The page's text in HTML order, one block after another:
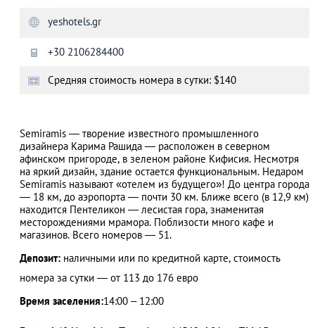
АЗАД
yeshotels.gr
+30 2106284400
Cредняя стоимость номера в сутки: $140
Semiramis — творение известного промышленного
дизайнера Карима Рашида — расположен в северном
афинском пригороде, в зеленом районе Кифисия. Несмотря
на яркий дизайн, здание остается функциональным. Недаром
Semiramis называют «отелем из будущего»! До центра города
— 18 км, до аэропорта — почти 30 км. Ближе всего (в 12,9 км)
находится Пентеликон — лесистая гора, знаменитая
месторождениями мрамора. Поблизости много кафе и
магазинов. Всего номеров — 51.
Депозит: наличными или по кредитной карте, стоимость
номера за сутки — от 113 до 176 евро
Время заселения:14:00 – 12:00